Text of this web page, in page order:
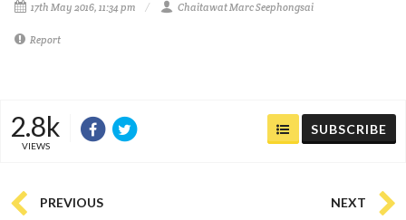
17th May 2016, 11:34 pm Chaitawat Marc Seephongsai
Report
2.8k
VIEWS
SUBSCRIBE
PREVIOUS NEXT